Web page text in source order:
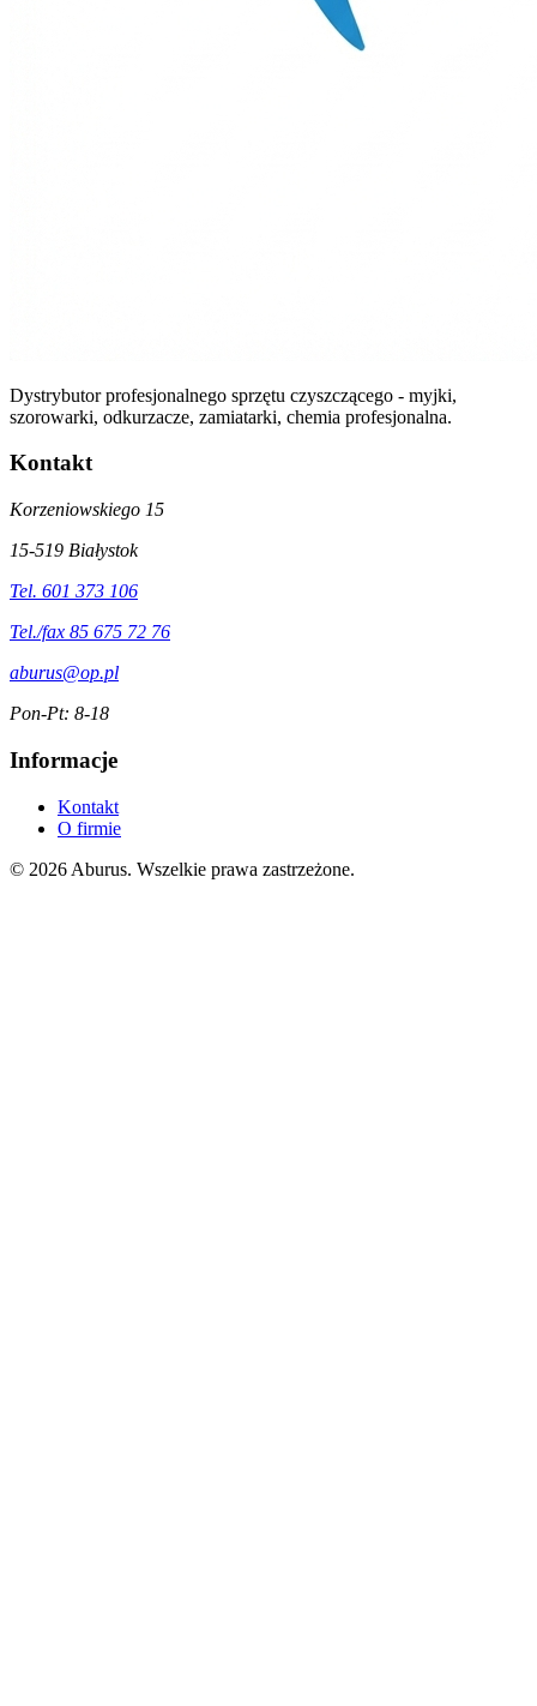
Dystrybutor profesjonalnego sprzętu czyszczącego - myjki,
szorowarki, odkurzacze, zamiatarki, chemia profesjonalna.
Kontakt
Korzeniowskiego 15
15-519 Białystok
Tel. 601 373 106
Tel./fax 85 675 72 76
aburus@op.pl
Pon-Pt: 8-18
Informacje
Kontakt
O firmie
© 2026 Aburus. Wszelkie prawa zastrzeżone.